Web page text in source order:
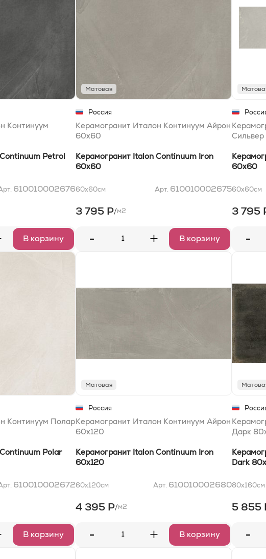
Континуум
Petrol
610010002676
В корзину
Матовая
Россия
Керамогранит Италон Континуум Айрон
60x60
Керамогранит Italon Continuum Iron
60x60
60x60см Арт. 610010002675
3 795 Р/м2
- + В корзину
60x60
60x60см
3 795
-
Континуум Полар
Polar
610010002672
В корзину
Матовая
Россия
Керамогранит Италон Континуум Айрон
60x120
Керамогранит Italon Continuum Iron
60x120
60x120см Арт. 610010002680
4 395 Р/м2
- + В корзину
Дарк
Dark
80x160см
5 855
-